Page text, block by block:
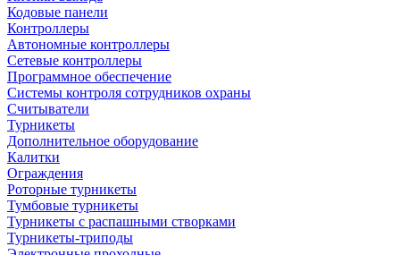
Кодовые панели
Контроллеры
Автономные контроллеры
Сетевые контроллеры
Программное обеспечение
Системы контроля сотрудников охраны
Считыватели
Турникеты
Дополнительное оборудование
Калитки
Ограждения
Роторные турникеты
Тумбовые турникеты
Турникеты с распашными створками
Турникеты-триподы